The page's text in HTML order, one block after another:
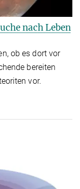
nach Leben
ob es dort vor
bereiten
vor.